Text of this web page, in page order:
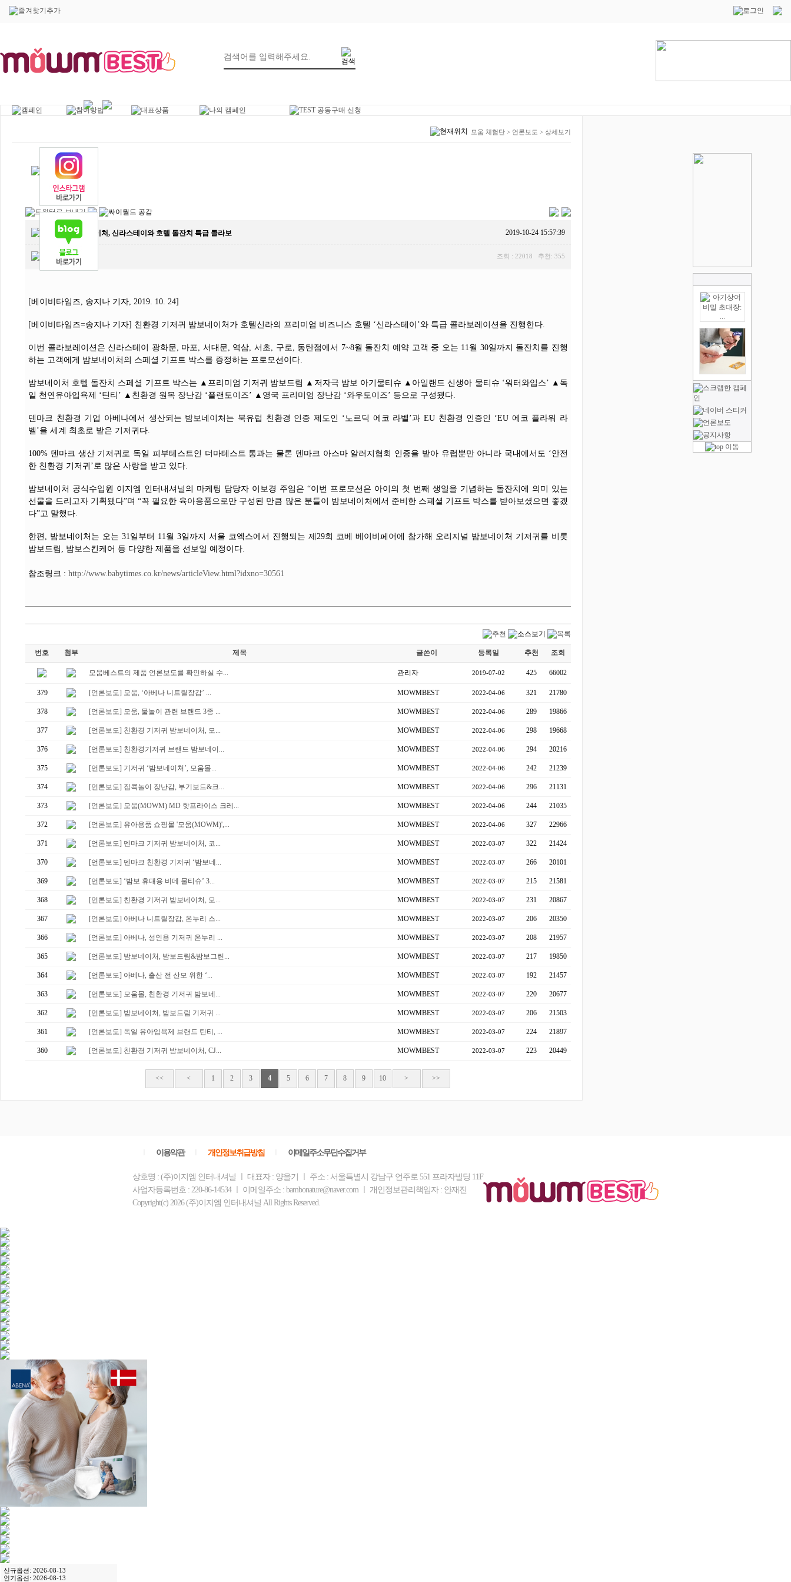
모움 체험단 > 언론보도 > 상세보기
밤보네이처, 신라스테이와 호텔 돌잔치 특급 콜라보 2019-10-24 15:57:39
작성인 관리자 조회 : 22018 추천: 355
[베이비타임즈, 송지나 기자, 2019. 10. 24]
[베이비타임즈=송지나 기자] 친환경 기저귀 밤보네이처가 호텔신라의 프리미엄 비즈니스 호텔 ‘신라스테이’와 특급 콜라보레이션을 진행한다.
이번 콜라보레이션은 신라스테이 광화문, 마포, 서대문, 역삼, 서초, 구로, 동탄점에서 7~8월 돌잔치 예약 고객 중 오는 11월 30일까지 돌잔치를 진행
하는 고객에게 밤보네이처의 스페셜 기프트 박스를 증정하는 프로모션이다.
밤보네이처 호텔 돌잔치 스페셜 기프트 박스는 ▲프리미엄 기저귀 밤보드림 ▲저자극 밤보 아기물티슈 ▲아일랜드 신생아 물티슈 ‘워터와입스’ ▲독
일 천연유아입욕제 ‘틴티’ ▲친환경 원목 장난감 ‘플랜토이즈’ ▲영국 프리미엄 장난감 ‘와우토이즈’ 등으로 구성됐다.
덴마크 친환경 기업 아베나에서 생산되는 밤보네이처는 북유럽 친환경 인증 제도인 ‘노르딕 에코 라벨’과 EU 친환경 인증인 ‘EU 에코 플라워 라
벨’을 세계 최초로 받은 기저귀다.
100% 덴마크 생산 기저귀로 독일 피부테스트인 더마테스트 통과는 물론 덴마크 아스마 알러지협회 인증을 받아 유럽뿐만 아니라 국내에서도 ‘안전
한 친환경 기저귀’로 많은 사랑을 받고 있다.
밤보네이처 공식수입원 이지엠 인터내셔널의 마케팅 담당자 이보경 주임은 “이번 프로모션은 아이의 첫 번째 생일을 기념하는 돌잔치에 의미 있는
선물을 드리고자 기획됐다”며 “꼭 필요한 육아용품으로만 구성된 만큼 많은 분들이 밤보네이처에서 준비한 스페셜 기프트 박스를 받아보셨으면 좋겠
다”고 말했다.
한편, 밤보네이처는 오는 31일부터 11월 3일까지 서울 코엑스에서 진행되는 제29회 코베 베이비페어에 참가해 오리지널 밤보네이처 기저귀를 비롯
밤보드림, 밤보스킨케어 등 다양한 제품을 선보일 예정이다.
참조링크 : http://www.babytimes.co.kr/news/articleView.html?idxno=30561
번호 첨부 제목 글쓴이 등록일 추천 조회
모움베스트의 제품 언론보도를 확인하실 수... 관리자 2019-07-02 425 66002
379 [언론보도] 모움, ‘아베나 니트릴장갑’ ... MOWMBEST 2022-04-06 321 21780
378 [언론보도] 모움, 물놀이 관련 브랜드 3종 ... MOWMBEST 2022-04-06 289 19866
377 [언론보도] 친환경 기저귀 밤보네이처, 모... MOWMBEST 2022-04-06 298 19668
376 [언론보도] 친환경기저귀 브랜드 밤보네이... MOWMBEST 2022-04-06 294 20216
375 [언론보도] 기저귀 ‘밤보네이처’, 모움몰... MOWMBEST 2022-04-06 242 21239
374 [언론보도] 집콕놀이 장난감, 부기보드&크... MOWMBEST 2022-04-06 296 21131
373 [언론보도] 모움(MOWM) MD 핫프라이스 크레... MOWMBEST 2022-04-06 244 21035
372 [언론보도] 유아용품 쇼핑몰 '모움(MOWM)',... MOWMBEST 2022-04-06 327 22966
371 [언론보도] 덴마크 기저귀 밤보네이처, 코... MOWMBEST 2022-03-07 322 21424
370 [언론보도] 덴마크 친환경 기저귀 ‘밤보네... MOWMBEST 2022-03-07 266 20101
369 [언론보도] ‘밤보 휴대용 비데 물티슈’ 3... MOWMBEST 2022-03-07 215 21581
368 [언론보도] 친환경 기저귀 밤보네이처, 모... MOWMBEST 2022-03-07 231 20867
367 [언론보도] 아베나 니트릴장갑, 온누리 스... MOWMBEST 2022-03-07 206 20350
366 [언론보도] 아베나, 성인용 기저귀 온누리 ... MOWMBEST 2022-03-07 208 21957
365 [언론보도] 밤보네이처, 밤보드림&밤보그린... MOWMBEST 2022-03-07 217 19850
364 [언론보도] 아베나, 출산 전 산모 위한 ‘... MOWMBEST 2022-03-07 192 21457
363 [언론보도] 모움몰, 친환경 기저귀 밤보네... MOWMBEST 2022-03-07 220 20677
362 [언론보도] 밤보네이처, 밤보드림 기저귀 ... MOWMBEST 2022-03-07 206 21503
361 [언론보도] 독일 유아입욕제 브랜드 틴티, ... MOWMBEST 2022-03-07 224 21897
360 [언론보도] 친환경 기저귀 밤보네이처, CJ... MOWMBEST 2022-03-07 223 20449
<< < 1 2 3 4 5 6 7 8 9 10 > >>
이용약관 개인정보취급방침 이메일주소무단수집거부
상호명 : (주)이지엠 인터내셔널 ㅣ 대표자 : 양을기 ㅣ 주소 : 서울특별시 강남구 언주로 551 프라자빌딩 11F
사업자등록번호 : 220-86-14534 ㅣ 이메일주소 : bambonature@naver.com ㅣ 개인정보관리책임자 : 안재진
Copyright(c) 2026 (주)이지엠 인터내셔널 All Rights Reserved.
신규옵션: 2026-08-13
인기옵션: 2026-08-13